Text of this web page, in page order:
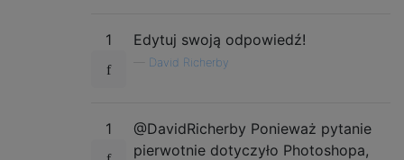
1 Edytuj swoją odpowiedź!
David Richerby
1
@DavidRicherby Ponieważ pytanie
pierwotnie dotyczyło Photoshopa,